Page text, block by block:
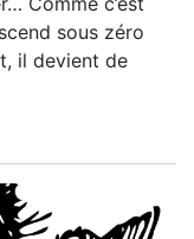
sous zéro
il devient de